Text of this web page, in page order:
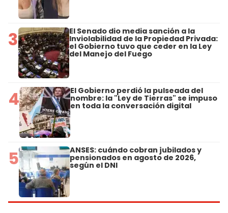
3 El Senado dio media sanción a la
Inviolabilidad de la Propiedad Privada:
el Gobierno tuvo que ceder en la Ley
del Manejo del Fuego
4 El Gobierno perdió la pulseada del
nombre: la "Ley de Tierras" se impuso
en toda la conversación digital
5 ANSES: cuándo cobran jubilados y
pensionados en agosto de 2026,
según el DNI